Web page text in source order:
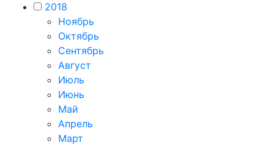
2018
Ноябрь
Октябрь
Сентябрь
Август
Июль
Июнь
Май
Апрель
Март